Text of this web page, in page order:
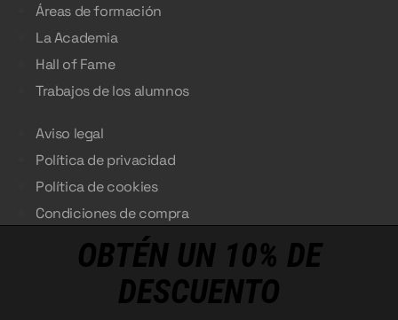
Áreas de formación
La Academia
Hall of Fame
Trabajos de los alumnos
Aviso legal
Política de privacidad
Política de cookies
Condiciones de compra
OBTÉN UN 10% DE
DESCUENTO